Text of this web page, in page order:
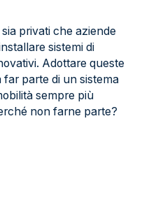
privati che aziende
sistemi di
Adottare queste
parte di un sistema
sempre più
non farne parte?